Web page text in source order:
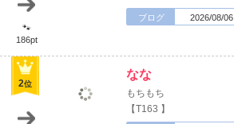
🐾
186pt
ブログ 2026/08/06
2位
なな
もちもち
【T163 】
会員ログイン
女の子ログイン